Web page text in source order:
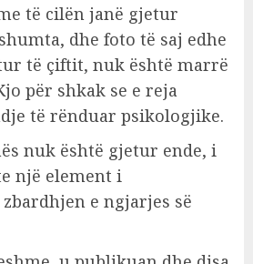
të cilën janë gjetur
dhe foto të saj edhe
të çiftit, nuk është marrë
për shkak se e reja
të rënduar psikologjike.
nuk është gjetur ende, i
një element i
e ngjarjes së